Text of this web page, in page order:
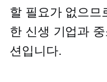
할 필요가 없으므
한 신생 기업과
션입니다.